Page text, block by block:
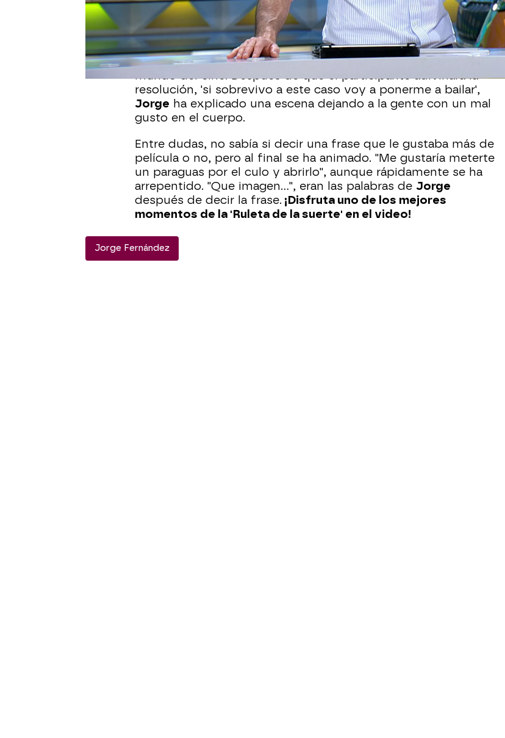
Uno de los paneles del programa de hoy iba relacionado con
películas, la pista que nos decíaJorge Fernándezera 'el último
boy scouts'.
El concursante José ha resuelto un panel que nos llevaba
mundo del cine. Después de que el participante adivinara la
resolución, 'si sobrevivo a este caso voy a ponerme a bailar',
Jorge ha explicado una escena dejando a la gente con un mal
gusto en el cuerpo.
Entre dudas, no sabía si decir una frase que le gustaba más de
película o no, pero al final se ha animado. "Me gustaría meterte
un paraguas por el culo y abrirlo", aunque rápidamente se ha
arrepentido. "Que imagen...", eran las palabras de Jorge
después de decir la frase. ¡Disfruta uno de los mejores
momentos de la 'Ruleta de la suerte' en el video!
Jorge Fernández